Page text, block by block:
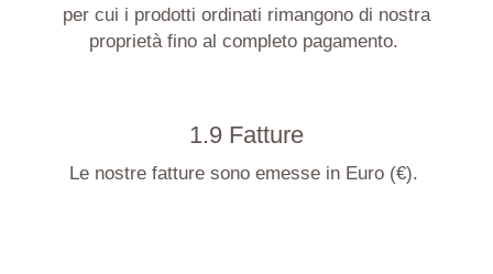
per cui i prodotti ordinati rimangono di nostra
proprietà fino al completo pagamento.
1.9 Fatture
Le nostre fatture sono emesse in Euro (€).